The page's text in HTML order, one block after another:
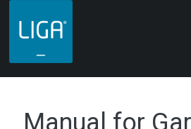
Manual for